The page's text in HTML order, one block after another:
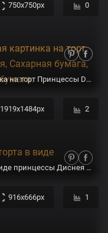
750x750px 0
Съедобная Вафельная сахарная картинка на торт Принцессы Disney 011. Вафельная, Сахарная бумага, Для меренги, Шокотрансферная бумага.
1919x1484px 2
Тематические украшения для торта в виде принцессы Диснея | AliExpress
916x666px 1